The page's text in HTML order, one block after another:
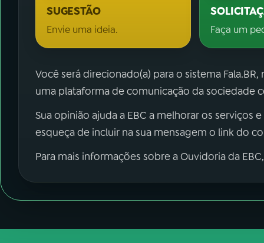
SUGESTÃO
Envie uma ideia. Faça um
Você será direcionado(a) para o sistema
uma plataforma de comunicação da sociedade
Sua opinião ajuda a EBC a melhorar os
esqueça de incluir na sua mensagem o link do
Para mais informações sobre a Ouvidoria da